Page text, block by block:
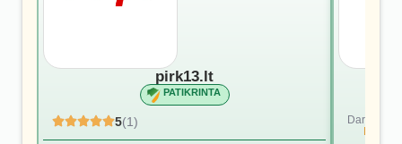
pirk13.lt
PATIKRINTA
5(1)
Dar nėra